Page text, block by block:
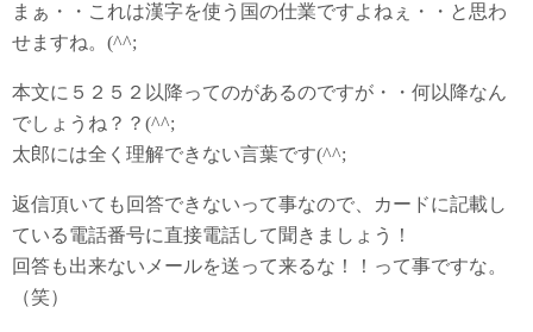
まぁ・・これは漢字を使う国の仕業ですよねぇ・・と思わ
せますね。(^^;
本文に５２５２以降ってのがあるのですが・・何以降なん
でしょうね？？(^^;
太郎には全く理解できない言葉です(^^;
返信頂いても回答できないって事なので、カードに記載し
ている電話番号に直接電話して聞きましょう！
回答も出来ないメールを送って来るな！！って事ですな。
（笑）